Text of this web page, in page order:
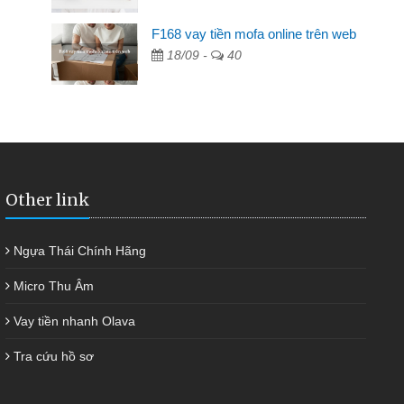
hàng không ai cho vay. Trong khi
quyết việc riêng, trong 1-2 ngày tôi trả
đã giúp tôi kịp thời và nhanh chóng
F168 vay tiền mofa online trên web
18/09 - 40
Other link
Ngựa Thái Chính Hãng
Micro Thu Âm
Vay tiền nhanh Olava
Tra cứu hồ sơ